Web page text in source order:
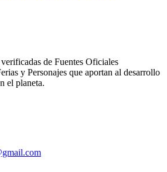
de Fuentes Oficiales
y Personajes que aportan al desarrollo
el planeta.